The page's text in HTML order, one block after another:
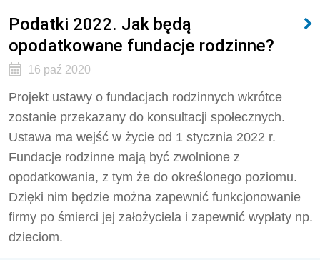
Podatki 2022. Jak będą
opodatkowane fundacje rodzinne?
16 paź 2020
Projekt ustawy o fundacjach rodzinnych wkrótce
zostanie przekazany do konsultacji społecznych.
Ustawa ma wejść w życie od 1 stycznia 2022 r.
Fundacje rodzinne mają być zwolnione z
opodatkowania, z tym że do określonego poziomu.
Dzięki nim będzie można zapewnić funkcjonowanie
firmy po śmierci jej założyciela i zapewnić wypłaty np.
dzieciom.